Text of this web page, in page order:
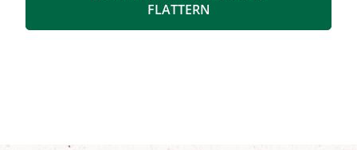
FLATTERN